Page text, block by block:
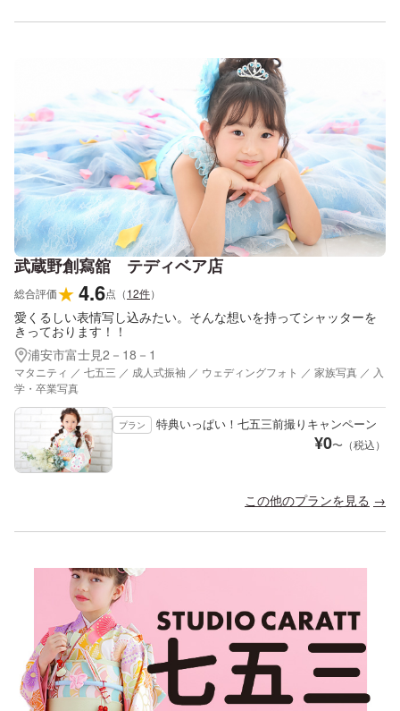
武蔵野創寫舘 テディベア店
総合評価★4.6点 （12件）
愛くるしい表情写し込みたい。そんな想いを持ってシャッターを
きっております！！
浦安市富士見2－18－1
マタニティ ／ 七五三 ／ 成人式振袖 ／ ウェディングフォト ／ 家族写真 ／ 入
学・卒業写真
プラン 特典いっぱい！七五三前撮りキャンペーン
¥0〜（税込）
この他のプランを見る